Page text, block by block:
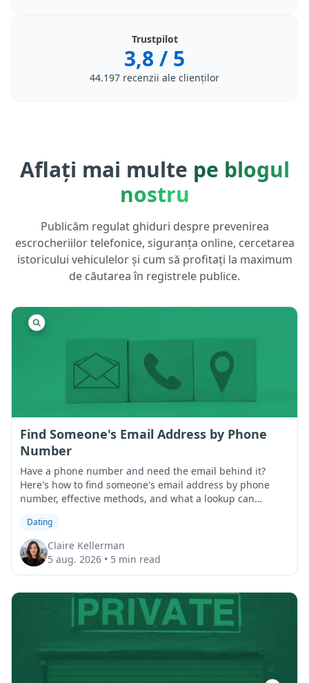
Trustpilot
3,8 / 5
44.197 recenzii ale clienților
Aflați mai multe pe blogul
nostru
Publicăm regulat ghiduri despre prevenirea
escrocheriilor telefonice, siguranța online, cercetarea
istoricului vehiculelor și cum să profitați la maximum
de căutarea în registrele publice.
Find Someone's Email Address by Phone
Number
Have a phone number and need the email behind it?
Here's how to find someone's email address by phone
number, effective methods, and what a lookup can
Dating
Claire Kellerman
5 aug. 2026 • 5 min read